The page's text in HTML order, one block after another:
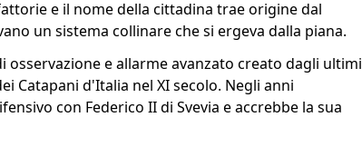
e il nome della cittadina trae origine dal
un sistema collinare che si ergeva dalla piana.
e allarme avanzato creato dagli ultimi
Catapani d'Italia nel XI secolo. Negli anni
con Federico II di Svevia e accrebbe la sua